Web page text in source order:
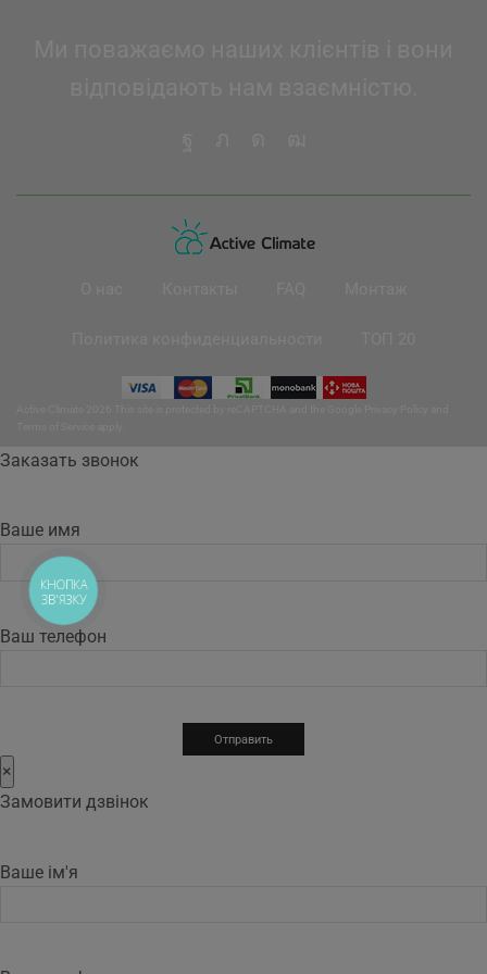
Заказать звонок
Ваше имя
Ваш телефон
×
Замовити дзвінок
Ваше ім'я
КНОПКА
ЗВ'ЯЗКУ